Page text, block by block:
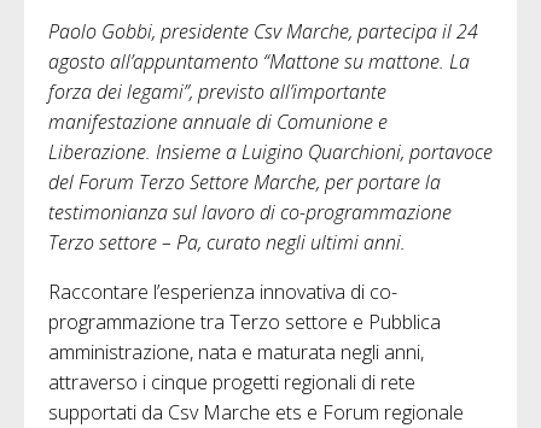
Paolo Gobbi, presidente Csv Marche, partecipa il 24
agosto all’appuntamento “Mattone su mattone. La
forza dei legami”, previsto all’importante
manifestazione annuale di Comunione e
Liberazione. Insieme a Luigino Quarchioni, portavoce
del Forum Terzo Settore Marche, per portare la
testimonianza sul lavoro di co-programmazione
Terzo settore – Pa, curato negli ultimi anni.
Raccontare l’esperienza innovativa di co-
programmazione tra Terzo settore e Pubblica
amministrazione, nata e maturata negli anni,
attraverso i cinque progetti regionali di rete
supportati da Csv Marche ets e Forum regionale